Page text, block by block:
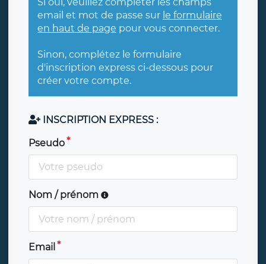
email et mot de passe sur le formulaire
en haut de page pour vous connecter.
Sinon, complétez le formulaire
d'inscription express ci-dessous pour
créer votre compte.
INSCRIPTION EXPRESS :
Pseudo
Nom / prénom
Email